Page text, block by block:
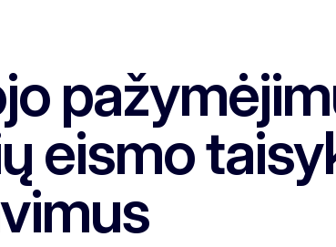
eismo